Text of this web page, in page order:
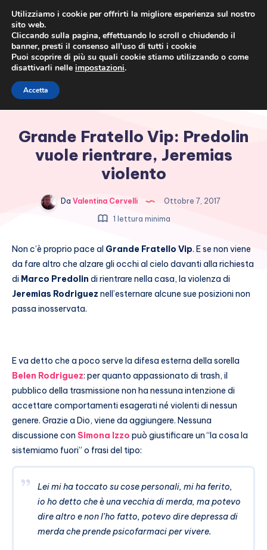
Grande Fratello Vip: Predolin
vuole rientrare, Jeremias
violento
Da Valentina Cervelli
Ottobre 7, 2017
1 lettura minima
Non c’è proprio pace al Grande Fratello Vip. E se non viene
da fare altro che alzare gli occhi al cielo davanti alla richiesta
di Marco Predolin di rientrare nella casa, la violenza di
Jeremias Rodriguez nell’esternare alcune sue posizioni non
passa inosservata.
E va detto che a poco serve la difesa esterna della sorella
Belen Rodriguez: per quanto appassionato di trash, il
pubblico della trasmissione non ha nessuna intenzione di
accettare comportamenti esagerati né violenti di nessun
genere. Grazie a Dio, viene da aggiungere. Nessuna
discussione con Simona Izzo può giustificare un “la cosa la
sistemiamo fuori” o frasi del tipo:
Lei mi ha toccato su cose personali, mi ha ferito,
io ho detto che è una vecchia di merda, ma potevo
dire altro e non l’ho fatto, potevo dire depressa di
merda che prende psicofarmaci per vivere.
Utilizziamo i cookie per offrirti la migliore esperienza sul nostro
sito web.
Cliccando sulla pagina, effettuando lo scroll o chiudendo il
banner, presti il consenso all’uso di tutti i cookie
Puoi scoprire di più su quali cookie stiamo utilizzando o come
disattivarli nelle impostazioni.
Accetta